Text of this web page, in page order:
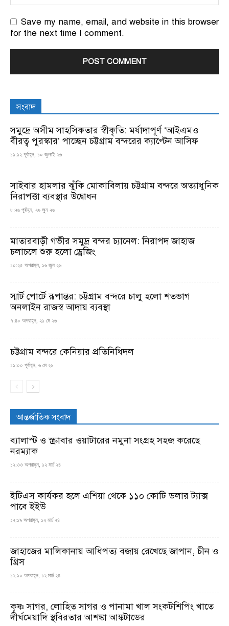
Save my name, email, and website in this browser
for the next time I comment.
সংবাদ
সমুদ্রে অসীম সাহসিকতার স্বীকৃতি: মর্যাদাপূর্ণ ‘আইএমও
বীরত্ব পুরস্কার’ পাচ্ছেন চট্টগ্রাম বন্দরের ক্যাপ্টেন আসিফ
১১:১২ পূর্বাহ্ন, ১০ জুলাই ২৬
সাইবার হামলার ঝুঁকি মোকাবিলায় চট্টগ্রাম বন্দরে অত্যাধুনিক
নিরাপত্তা ব্যবস্থার উদ্বোধন
৮:২৬ পূর্বাহ্ন, ২৯ জুন ২৬
মাতারবাড়ী গভীর সমুদ্র বন্দর চ্যানেল: নিরাপদ জাহাজ
চলাচলে শুরু হলো ড্রেজিং
১০:২৫ অপরাহ্ন, ১৬ জুন ২৬
স্মার্ট পোর্টে রূপান্তর: চট্টগ্রাম বন্দরে চালু হলো শতভাগ
অনলাইন রাজস্ব আদায় ব্যবস্থা
৭:৪০ অপরাহ্ন, ২১ মে ২৬
চট্টগ্রাম বন্দরে কেনিয়ার প্রতিনিধিদল
১১:০০ পূর্বাহ্ন, ৬ মে ২৬
আন্তর্জাতিক সংবাদ
ব্যালাস্ট ও স্ক্রাবার ওয়াটারের নমুনা সংগ্রহ সহজ করেছে
নরম্যাক
১২:৩৩ অপরাহ্ন, ১২ মার্চ ২৪
ইটিএস কার্যকর হলে এশিয়া থেকে ১১০ কোটি ডলার ট্যাক্স
পাবে ইইউ
১২:১৯ অপরাহ্ন, ১২ মার্চ ২৪
জাহাজের মালিকানায় আধিপত্য বজায় রেখেছে জাপান, চীন ও
গ্রিস
১২:১০ অপরাহ্ন, ১২ মার্চ ২৪
কৃষ্ণ সাগর, লোহিত সাগর ও পানামা খাল সংকটশিপিং খাতে
দীর্ঘমেয়াদি স্থবিরতার আশঙ্কা আঙ্কটাডের